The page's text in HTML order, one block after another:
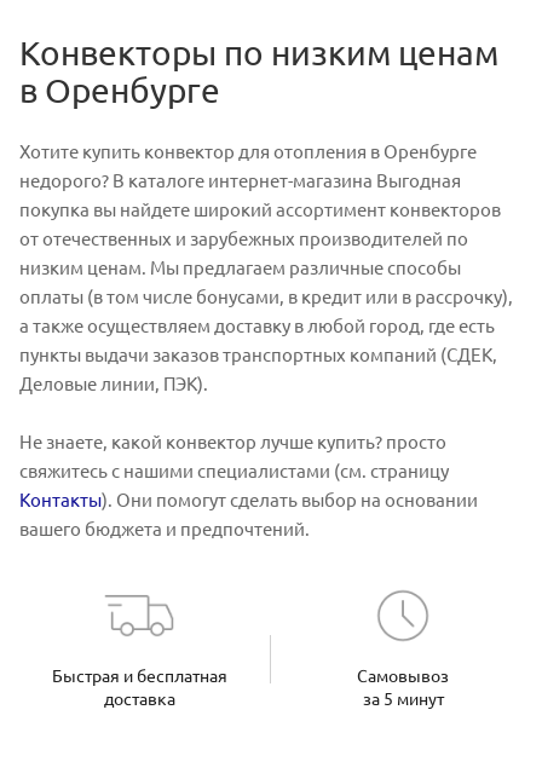
Конвекторы по низким ценам
в Оренбурге
Хотите купить конвектор для отопления в Оренбурге
недорого? В каталоге интернет-магазина Выгодная
покупка вы найдете широкий ассортимент конвекторов
от отечественных и зарубежных производителей по
низким ценам. Мы предлагаем различные способы
оплаты (в том числе бонусами, в кредит или в рассрочку),
а также осуществляем доставку в любой город, где есть
пункты выдачи заказов транспортных компаний (СДЕК,
Деловые линии, ПЭК).
Не знаете, какой конвектор лучше купить? просто
свяжитесь с нашими специалистами (см. страницу
Контакты). Они помогут сделать выбор на основании
вашего бюджета и предпочтений.
Быстрая и бесплатная
доставка
Самовывоз
за 5 минут